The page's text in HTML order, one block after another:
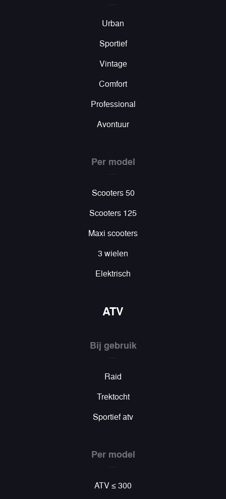
Urban
Sportief
Vintage
Comfort
Professional
Avontuur
Per model
Scooters 50
Scooters 125
Maxi scooters
3 wielen
Elektrisch
ATV
Bij gebruik
Raid
Trektocht
Sportief atv
Per model
ATV ≤ 300